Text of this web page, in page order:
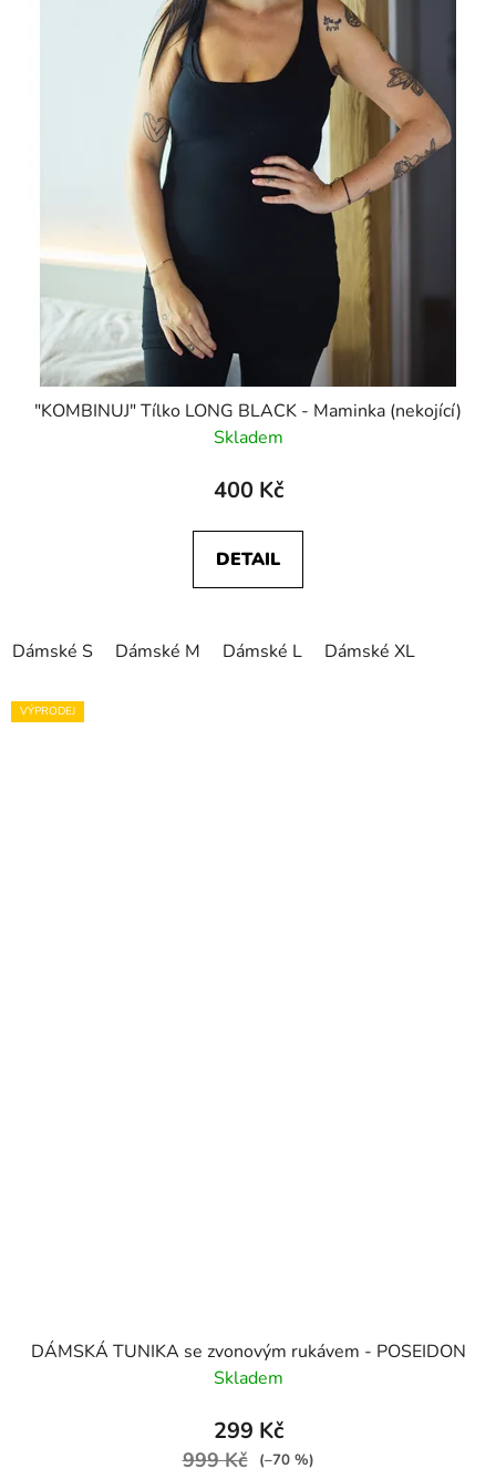
"KOMBINUJ" Tílko LONG BLACK - Maminka (nekojící)
Skladem
400 Kč
DETAIL
Dámské S Dámské M Dámské L Dámské XL
VÝPRODEJ
DÁMSKÁ TUNIKA se zvonovým rukávem - POSEIDON
Skladem
299 Kč
999 Kč (–70 %)